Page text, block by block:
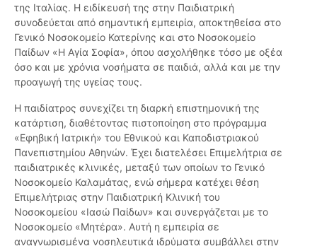
της Ιταλίας. Η ειδίκευσή της στην Παιδιατρική
συνοδεύεται από σημαντική εμπειρία, αποκτηθείσα στο
Γενικό Νοσοκομείο Κατερίνης και στο Νοσοκομείο
Παίδων «Η Αγία Σοφία», όπου ασχολήθηκε τόσο με οξέα
όσο και με χρόνια νοσήματα σε παιδιά, αλλά και με την
προαγωγή της υγείας τους.
Η παιδίατρος συνεχίζει τη διαρκή επιστημονική της
κατάρτιση, διαθέτοντας πιστοποίηση στο πρόγραμμα
«Εφηβική Ιατρική» του Εθνικού και Καποδιστριακού
Πανεπιστημίου Αθηνών. Έχει διατελέσει Επιμελήτρια σε
παιδιατρικές κλινικές, μεταξύ των οποίων το Γενικό
Νοσοκομείο Καλαμάτας, ενώ σήμερα κατέχει θέση
Επιμελήτριας στην Παιδιατρική Κλινική του
Νοσοκομείου «Ιασώ Παίδων» και συνεργάζεται με το
Νοσοκομείο «Μητέρα». Αυτή η εμπειρία σε
αναγνωρισμένα νοσηλευτικά ιδρύματα συμβάλλει στην